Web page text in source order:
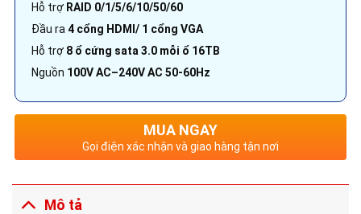
Hỗ trợ RAID 0/1/5/6/10/50/60
Đầu ra 4 cổng HDMI/ 1 cổng VGA
Hỗ trợ 8 ổ cứng sata 3.0 mỗi ổ 16TB
Nguồn 100V AC–240V AC 50-60Hz
MUA NGAY
Gọi điện xác nhận và giao hàng tận nơi
Mô tả